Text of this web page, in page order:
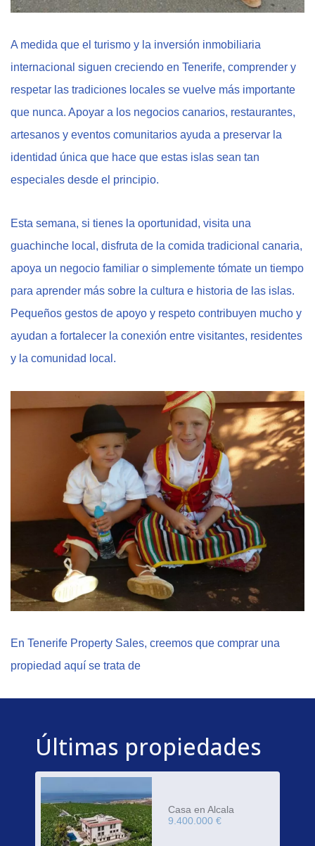
A medida que el turismo y la inversión inmobiliaria
internacional siguen creciendo en Tenerife, comprender y
respetar las tradiciones locales se vuelve más importante
que nunca. Apoyar a los negocios canarios, restaurantes,
artesanos y eventos comunitarios ayuda a preservar la
identidad única que hace que estas islas sean tan
especiales desde el principio.
Esta semana, si tienes la oportunidad, visita una
guachinche local, disfruta de la comida tradicional canaria,
apoya un negocio familiar o simplemente tómate un tiempo
para aprender más sobre la cultura e historia de las islas.
Pequeños gestos de apoyo y respeto contribuyen mucho y
ayudan a fortalecer la conexión entre visitantes, residentes
y la comunidad local.
En Tenerife Property Sales, creemos que comprar una
propiedad aquí se trata de
Últimas propiedades
Casa en Alcala
9.400.000 €